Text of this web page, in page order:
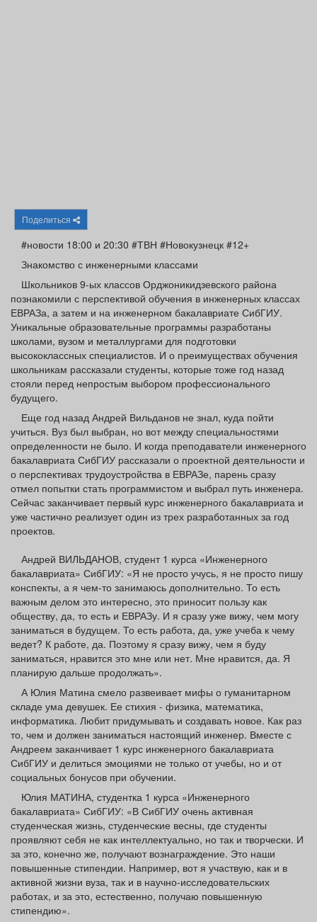
Поделиться
#новости 18:00 и 20:30 #ТВН #Новокузнецк #12+
Знакомство с инженерными классами
Школьников 9-ых классов Орджоникидзевского района
познакомили с перспективой обучения в инженерных классах
ЕВРАЗа, а затем и на инженерном бакалавриате СибГИУ.
Уникальные образовательные программы разработаны
школами, вузом и металлургами для подготовки
высококлассных специалистов. И о преимуществах обучения
школьникам рассказали студенты, которые тоже год назад
стояли перед непростым выбором профессионального
будущего.
Еще год назад Андрей Вильданов не знал, куда пойти
учиться. Вуз был выбран, но вот между специальностями
определенности не было. И когда преподаватели инженерного
бакалавриата СибГИУ рассказали о проектной деятельности и
о перспективах трудоустройства в ЕВРАЗе, парень сразу
отмел попытки стать программистом и выбрал путь инженера.
Сейчас заканчивает первый курс инженерного бакалавриата и
уже частично реализует один из трех разработанных за год
проектов.
Андрей ВИЛЬДАНОВ, студент 1 курса «Инженерного
бакалавриата» СибГИУ: «Я не просто учусь, я не просто пишу
конспекты, а я чем-то занимаюсь дополнительно. То есть
важным делом это интересно, это приносит пользу как
обществу, да, то есть и ЕВРАЗу. И я сразу уже вижу, чем могу
заниматься в будущем. То есть работа, да, уже учеба к чему
ведет? К работе, да. Поэтому я сразу вижу, чем я буду
заниматься, нравится это мне или нет. Мне нравится, да. Я
планирую дальше продолжать».
А Юлия Матина смело развеивает мифы о гуманитарном
складе ума девушек. Ее стихия - физика, математика,
информатика. Любит придумывать и создавать новое. Как раз
то, чем и должен заниматься настоящий инженер. Вместе с
Андреем заканчивает 1 курс инженерного бакалавриата
СибГИУ и делиться эмоциями не только от учебы, но и от
социальных бонусов при обучении.
Юлия МАТИНА, студентка 1 курса «Инженерного
бакалавриата» СибГИУ: «В СибГИУ очень активная
студенческая жизнь, студенческие весны, где студенты
проявляют себя не как интеллектуально, но так и творчески. И
за это, конечно же, получают вознаграждение. Это наши
повышенные стипендии. Например, вот я участвую, как и в
активной жизни вуза, так и в научно-исследовательских
работах, и за это, естественно, получаю повышенную
стипендию».